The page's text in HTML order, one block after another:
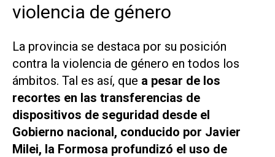
violencia de género
La provincia se destaca por su posición
contra la violencia de género en todos los
ámbitos. Tal es así, que a pesar de los
recortes en las transferencias de
dispositivos de seguridad desde el
Gobierno nacional, conducido por Javier
Milei, la Formosa profundizó el uso de